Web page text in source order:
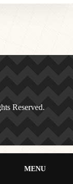
Reserved.
MENU